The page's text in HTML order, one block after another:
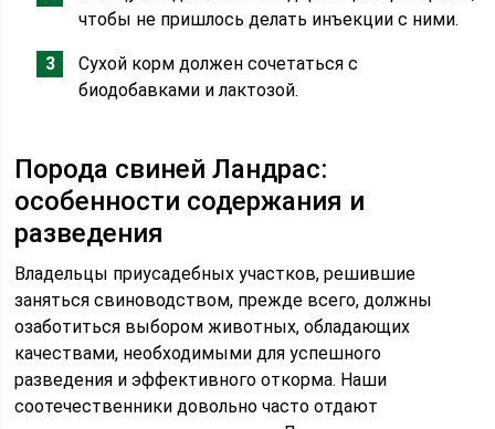
чтобы не пришлось делать инъекции с ними.
Сухой корм должен сочетаться с
биодобавками и лактозой.
Порода свиней Ландрас:
особенности содержания и
разведения
Владельцы приусадебных участков, решившие
заняться свиноводством, прежде всего, должны
озаботиться выбором животных, обладающих
качествами, необходимыми для успешного
разведения и эффективного откорма. Наши
соотечественники довольно часто отдают